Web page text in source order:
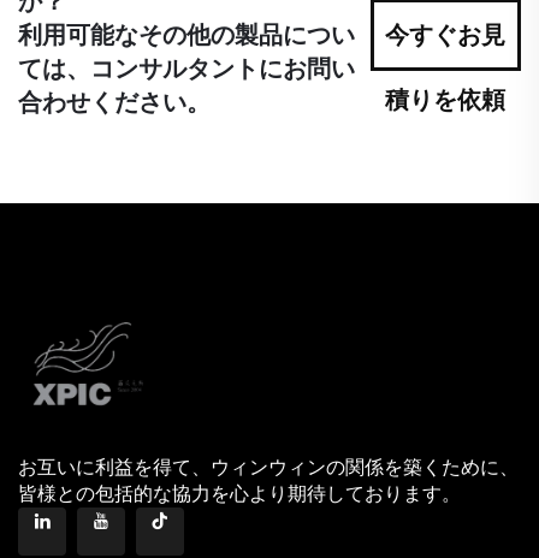
利用可能なその他の製品につい
ては、コンサルタントにお問い
合わせください。
今すぐお見
積りを依頼
お互いに利益を得て、ウィンウィンの関係を築くために、
皆様との包括的な協力を心より期待しております。